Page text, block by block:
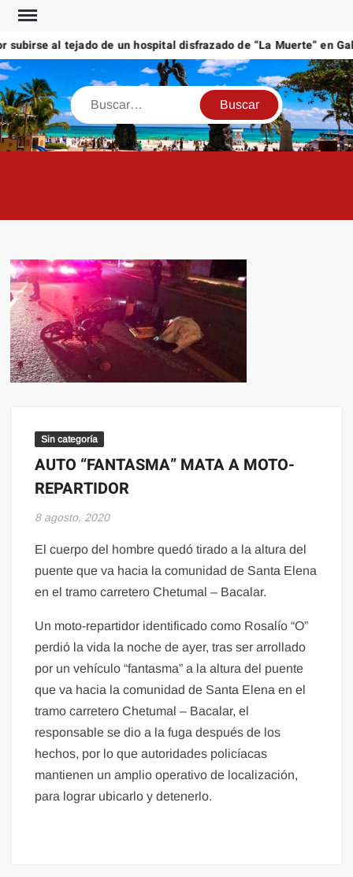
Saltar
contenidoal tejado de un hospital disfrazado de “La Muerte” en Gales
Buscar
Sin categoría
AUTO “FANTASMA” MATA A MOTO-
REPARTIDOR
8 agosto, 2020
El cuerpo del hombre quedó tirado a la altura del
puente que va hacia la comunidad de Santa Elena
en el tramo carretero Chetumal – Bacalar.
Un moto-repartidor identificado como Rosalío “O”
perdió la vida la noche de ayer, tras ser arrollado
por un vehículo “fantasma” a la altura del puente
que va hacia la comunidad de Santa Elena en el
tramo carretero Chetumal – Bacalar, el
responsable se dio a la fuga después de los
hechos, por lo que autoridades policíacas
mantienen un amplio operativo de localización,
para lograr ubicarlo y detenerlo.